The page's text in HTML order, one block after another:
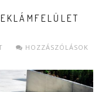
HOZZÁSZÓLÁSOK